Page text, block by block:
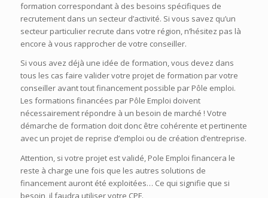
formation correspondant à des besoins spécifiques de
recrutement dans un secteur d’activité. Si vous savez qu’un
secteur particulier recrute dans votre région, n’hésitez pas là
encore à vous rapprocher de votre conseiller.
Si vous avez déjà une idée de formation, vous devez dans
tous les cas faire valider votre projet de formation par votre
conseiller avant tout financement possible par Pôle emploi.
Les formations financées par Pôle Emploi doivent
nécessairement répondre à un besoin de marché ! Votre
démarche de formation doit donc être cohérente et pertinente
avec un projet de reprise d’emploi ou de création d’entreprise.
Attention, si votre projet est validé, Pole Emploi financera le
reste à charge une fois que les autres solutions de
financement auront été exploitées… Ce qui signifie que si
besoin, il faudra utiliser votre CPF.